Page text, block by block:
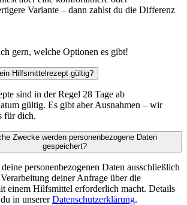
Variante – dann zahlst du die Differenz
gern, welche Optionen es gibt!
Hilfsmittelrezept gültig?
sind in der Regel 28 Tage ab
gültig. Es gibt aber Ausnahmen – wir
für dich.
Zwecke werden personenbezogene Daten
gespeichert?
personenbezogenen Daten ausschließlich
deiner Anfrage über die
einem Hilfsmittel erforderlich macht. Details
in unsererDatenschutzerklärung.